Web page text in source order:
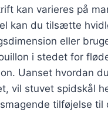
kan varieres på
kan du tilsætte
eller
i stedet for
Uanset hvordan
vil stuvet spidskål
tilføjelse til